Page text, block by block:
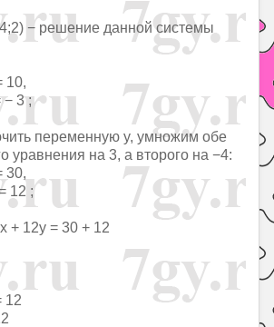
− решение данной системы
10,
3 ;
переменную y, умножим обе
уравнения на 3, а второго на −4:
30,
12 ;
+ 12y = 30 + 12
12